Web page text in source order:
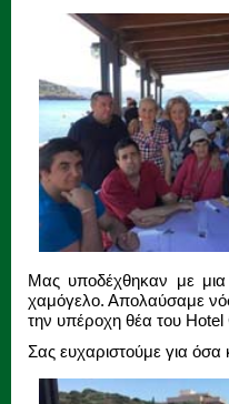
Μας υποδέχθηκαν με μια
χαμόγελο. Απολαύσαμε
την υπέροχη θέα του
Σας ευχαριστούμε για όσα